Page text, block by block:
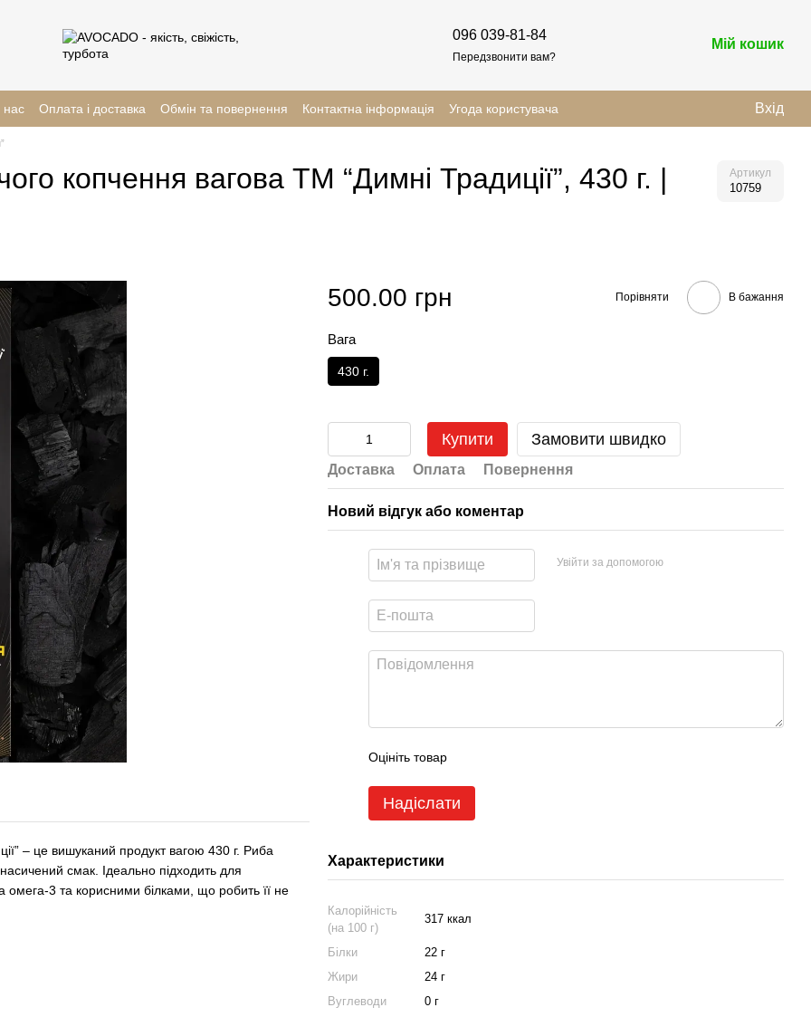
096 039-81-84
Передзвонити вам?
Мій кошик
Оплата і доставка Обмін та повернення Контактна інформація Угода користувача Вхід
копчення вагова ТМ “Димні Традиції”, 430 г. | Артикул
10759
– це вишуканий продукт вагою 430 г. Риба
смак. Ідеально підходить для
омега-3 та корисними білками, що робить її не
500.00 грн Порівняти В бажання
Вага
430 г.
Купити Замовити швидко
Доставка Оплата Повернення
Новий відгук або коментар
Увійти за допомогою
Оцініть товар
Надіслати
Характеристики
Калорійність
(на 100 г)
317 ккал
Білки
22 г
Жири
24 г
Вуглеводи
0 г